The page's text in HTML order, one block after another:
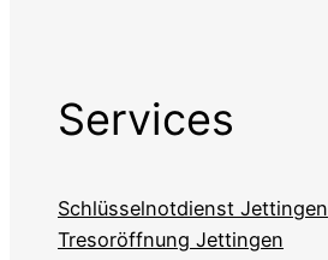
Services
Schlüsselnotdienst Jettingen
Tresoröffnung Jettingen